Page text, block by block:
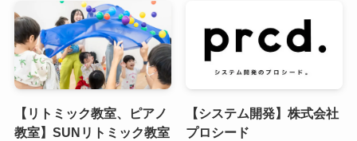
【リトミック教室、ピアノ
教室】SUNリトミック教室
【システム開発】株式会社
プロシード